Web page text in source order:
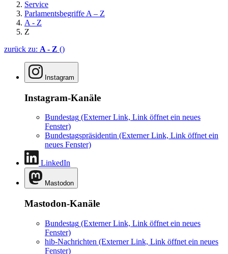
Service
Parlamentsbegriffe A – Z
A - Z
Z
zurück zu: A - Z ()
Instagram
Instagram-Kanäle
Bundestag (Externer Link, Link öffnet ein neues
Fenster)
Bundestagspräsidentin (Externer Link, Link öffnet ein
neues Fenster)
LinkedIn
Mastodon
Mastodon-Kanäle
Bundestag (Externer Link, Link öffnet ein neues
Fenster)
hib-Nachrichten (Externer Link, Link öffnet ein neues
Fenster)